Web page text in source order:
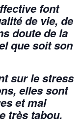
font
de vie, de
doute de la
que soit son
sur le stress
elles sont
et mal
très tabou.